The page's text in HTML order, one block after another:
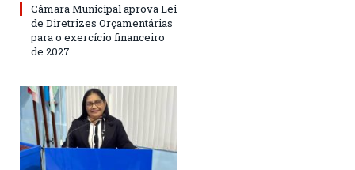
Câmara Municipal aprova Lei
de Diretrizes Orçamentárias
para o exercício financeiro
de 2027